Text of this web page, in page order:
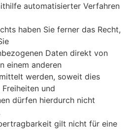
automatisierter Verfahren
haben Sie ferner das Recht,
Daten direkt von
einem anderen
werden, soweit dies
und
dürfen hierdurch nicht
gilt nicht für eine